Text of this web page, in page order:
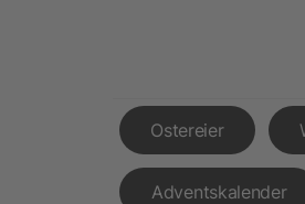
Ostereier
Adventskalender